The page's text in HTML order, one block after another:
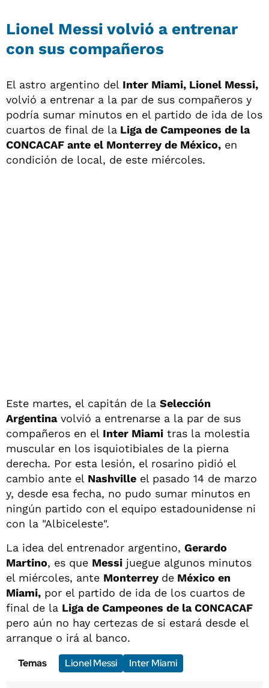
Lionel Messi volvió a entrenar
con sus compañeros
El astro argentino del Inter Miami, Lionel Messi,
volvió a entrenar a la par de sus compañeros y
podría sumar minutos en el partido de ida de los
cuartos de final de la Liga de Campeones de la
CONCACAF ante el Monterrey de México, en
condición de local, de este miércoles.
Este martes, el capitán de la Selección
Argentinavolvió a entrenarse a la par de sus
compañeros en el Inter Miami tras la molestia
muscular en los isquiotibiales de la pierna
derecha. Por esta lesión, el rosarino pidió el
cambio ante el Nashville el pasado 14 de marzo
y, desde esa fecha, no pudo sumar minutos en
ningún partido con el equipo estadounidense ni
con la "Albiceleste".
La idea del entrenador argentino, Gerardo
Martino, es que Messi juegue algunos minutos
el miércoles, ante Monterrey de México en
Miami, por el partido de ida de los cuartos de
final de la Liga de Campeones de la CONCACAF
pero aún no hay certezas de si estará desde el
arranque o irá al banco.
Temas
Lionel Messi Inter Miami